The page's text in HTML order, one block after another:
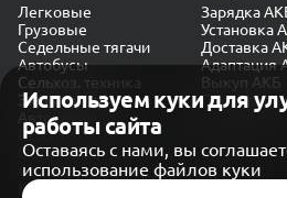
Используем куки для
работы сайта
Оставаясь с нами, вы
использование файлов куки
Легковые
Грузовые
Седельные тягачи
Автобусы
Сельхоз. техника
Экскаваторы
Автокраны
Зарядка
Установка
Доставка
Адаптация
Выкуп АКБ
Проверка
Политика конфиденциальности
Обработка персональных данных
Согласие на обработку в
Карта сайта